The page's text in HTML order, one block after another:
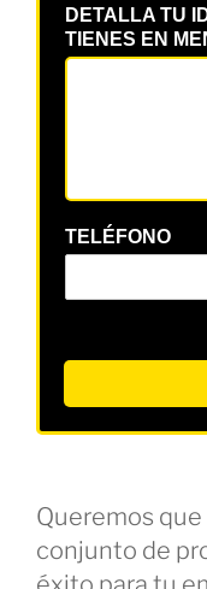
DETALLA TU
TIENES EN
TELÉFONO
Queremos
conjunto de